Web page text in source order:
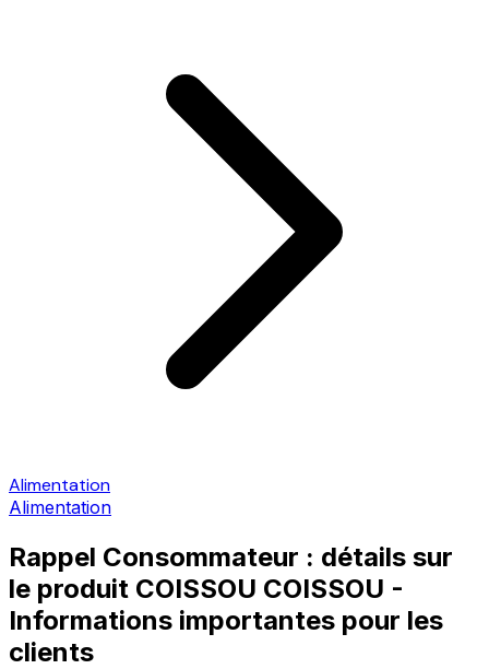
Alimentation
Alimentation
Rappel Consommateur : détails sur
le produit COISSOU COISSOU -
Informations importantes pour les
clients